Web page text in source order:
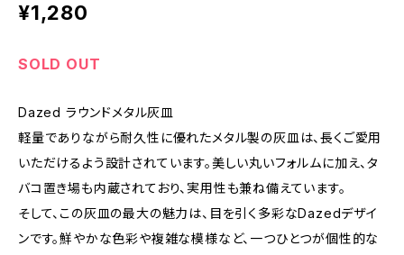
¥1,280
SOLD OUT
Dazed ラウンドメタル灰皿
軽量でありながら耐久性に優れたメタル製の灰皿は、長くご愛用
いただけるよう設計されています。美しい丸いフォルムに加え、タ
バコ置き場も内蔵されており、実用性も兼ね備えています。
そして、この灰皿の最大の魅力は、目を引く多彩なDazedデザイ
ンです。鮮やかな色彩や複雑な模様など、一つひとつが個性的な